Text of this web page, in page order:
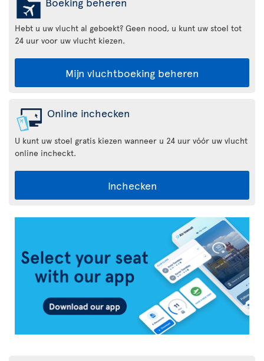
Hebt u uw vlucht al geboekt? Geen nood, u kunt uw stoel tot
24 uur voor uw vlucht kiezen.
Mijn vluchtboeking beheren
Online inchecken
U kunt uw stoel gratis kiezen wanneer u 24 uur vóór uw vlucht
online incheckt.
Inchecken
App